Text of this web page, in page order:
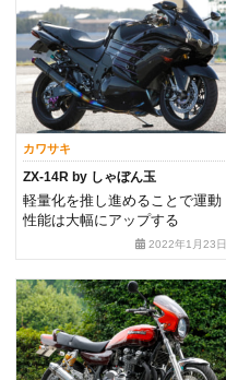
カワサキ
ZX-14R by しゃぼん玉
軽量化を推し進めることで運動
性能は大幅にアップする
2022年1月23日